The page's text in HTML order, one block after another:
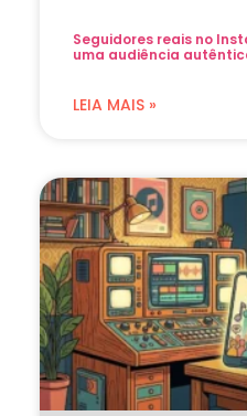
Seguidores reais no
uma audiência
LEIA MAIS »